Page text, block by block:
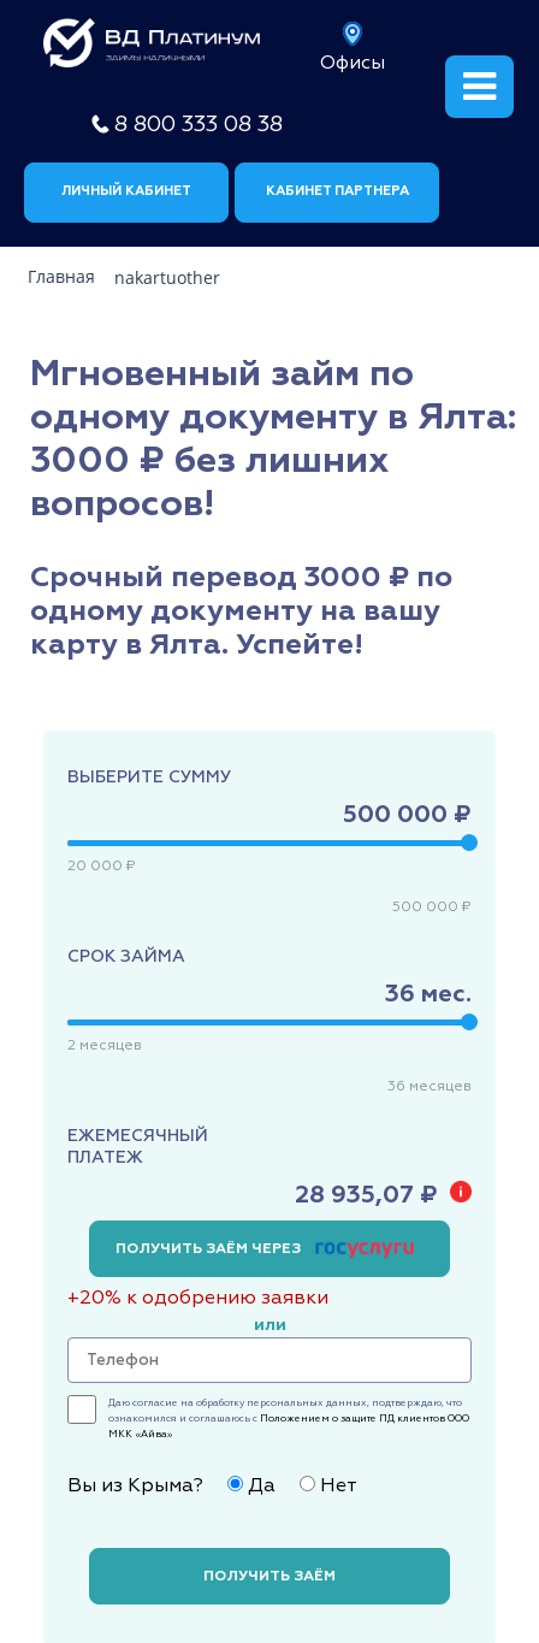
Офисы
8 800 333 08 38
ЛИЧНЫЙ КАБИНЕТ КАБИНЕТ ПАРТНЕРА
Главная nakartuother
Мгновенный займ по
одному документу в Ялта:
3000 ₽ без лишних
вопросов!
Срочный перевод 3000 ₽ по
одному документу на вашу
карту в Ялта. Успейте!
ВЫБЕРИТЕ СУММУ
500 000 ₽
20 000 ₽
500 000 ₽
СРОК ЗАЙМА
36 мес.
2 месяцев
36 месяцев
ЕЖЕМЕСЯЧНЫЙ
ПЛАТЕЖ
28 935,07 ₽
ПОЛУЧИТЬ ЗАЁМ ЧЕРЕЗ
+20% к одобрению заявки
или
Даю согласие на обработку персональных данных, подтверждаю, что
ознакомился и соглашаюсь с Положением о защите ПД клиентов ООО
МКК «Айва»
Вы из Крыма? Да Нет
ПОЛУЧИТЬ ЗАЁМ